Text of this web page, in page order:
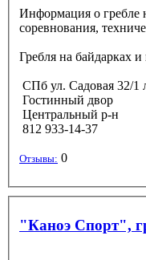
Информация о гребле
соревнования,
Гребля на байдарках и
СПб ул. Садовая 32/1
Гостинный двор
Центральный р-н
812 933-14-37
Отзывы: 0